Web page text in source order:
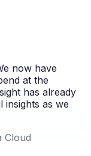
now have
at the
has already
insights as we
Cloud